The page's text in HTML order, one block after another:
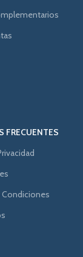
FRECUENTES